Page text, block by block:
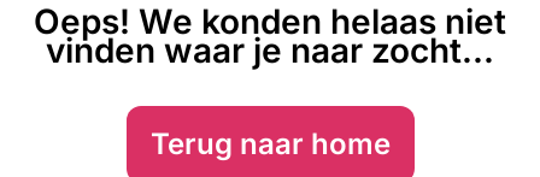
Oeps! We konden helaas niet
vinden waar je naar zocht...
Terug naar home